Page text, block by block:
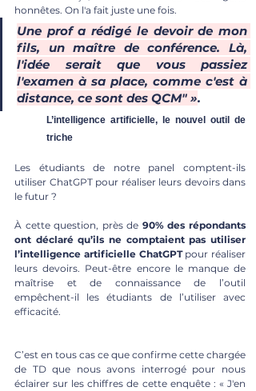
honnêtes. On l'a fait juste une fois.
Une prof a rédigé le devoir de mon
fils, un maître de conférence. Là,
l'idée serait que vous passiez
l'examen à sa place, comme c'est à
distance, ce sont des QCM" ».
L’intelligence artificielle, le nouvel outil de
triche
Les étudiants de notre panel comptent-ils
utiliser ChatGPT pour réaliser leurs devoirs dans
le futur ?
À cette question, près de 90% des répondants
ont déclaré qu’ils ne comptaient pas utiliser
l’intelligence artificielle ChatGPT pour réaliser
leurs devoirs. Peut-être encore le manque de
maîtrise et de connaissance de l’outil
empêchent-il les étudiants de l’utiliser avec
efficacité.
C’est en tous cas ce que confirme cette chargée
de TD que nous avons interrogé pour nous
éclairer sur les chiffres de cette enquête : « J'en